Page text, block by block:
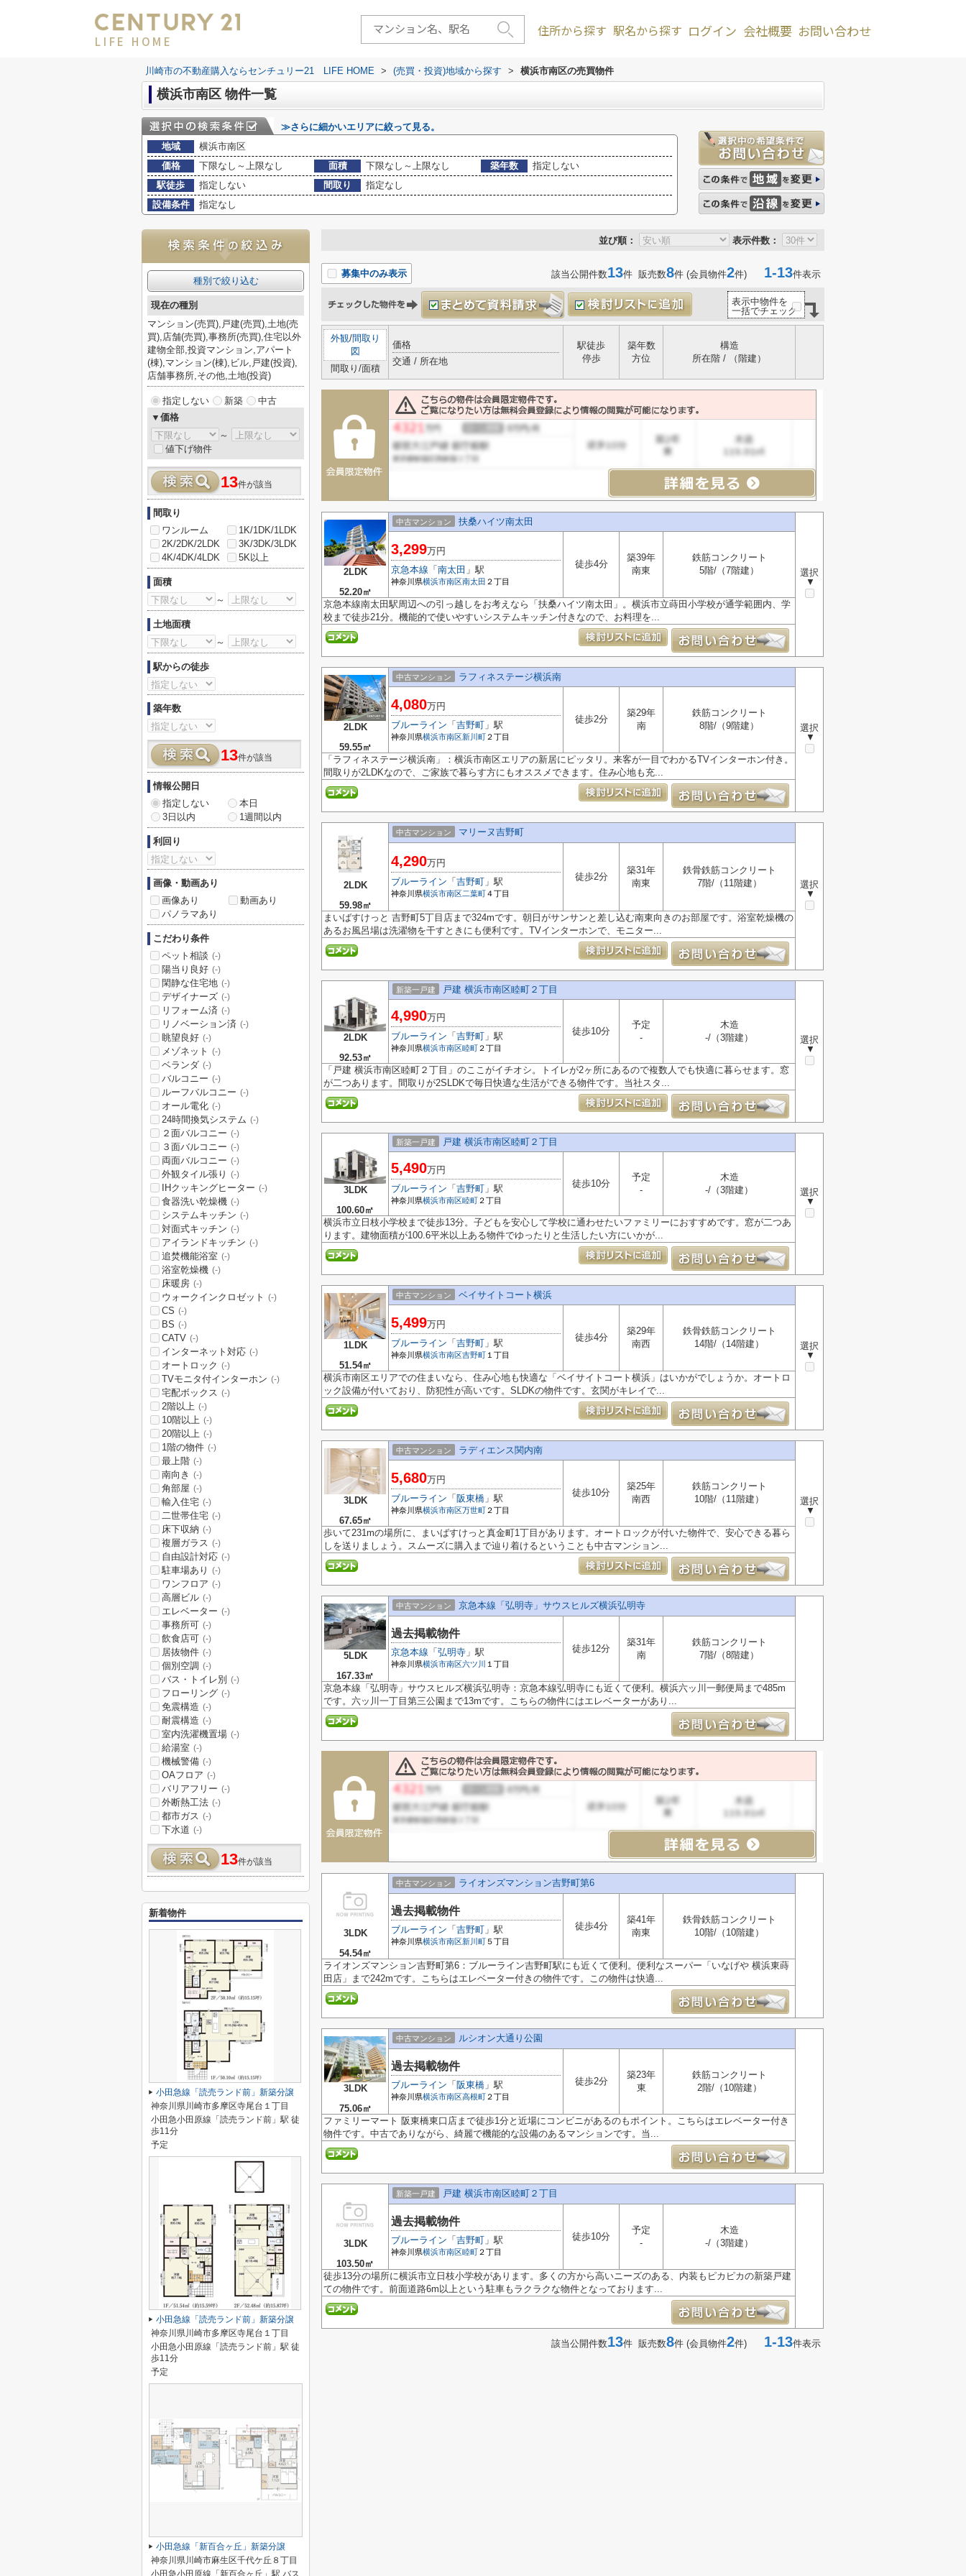
LIFE HOME
住所から探す 駅名から探す ログイン 会社概要 お問い合わせ
川崎市の不動産購入ならセンチュリー21 LIFE HOME > (売買・投資)地域から探す > 横浜市南区の売買物件
横浜市南区 物件一覧
≫さらに細かいエリアに絞って見る。
地域
横浜市南区
価格
下限なし～上限なし 面積 下限なし～上限なし 築年数
指定しない
駅徒歩
指定しない 間取り
指定なし
設備条件
指定なし
並び順： 表示件数：
募集中のみ表示 該当公開件数13件 販売数8件 (会員物件2件) 1-13件表示
表示中物件を
一括でチェック
外観/間取り
図
間取り/面積
価格
交通 / 所在地
駅徒歩
停歩
築年数
方位
構造
所在階 / （階建）
2LDK
52.20㎡
中古マンション 扶桑ハイツ南太田
選択
▼
3,299万円
京急本線 「 南太田 」駅
神奈川県横浜市南区南太田 ２丁目
徒歩4分
築39年
南東
鉄筋コンクリート
5階/（7階建）
京急本線南太田駅周辺への引っ越しをお考えなら「扶桑ハイツ南太田」。横浜市立蒔田小学校が通学範囲内、学
校まで徒歩21分。機能的で使いやすいシステムキッチン付きなので、お料理を...
2LDK
59.55㎡
中古マンション ラフィネステージ横浜南
選択
▼
4,080万円
ブルーライン 「 吉野町 」駅
神奈川県横浜市南区 新川町 ２丁目
徒歩2分
築29年
南
鉄筋コンクリート
8階/（9階建）
「ラフィネステージ横浜南」：横浜市南区エリアの新居にピッタリ。来客が一目でわかるTVインターホン付き。
間取りが2LDKなので、ご家族で暮らす方にもオススメできます。住み心地も充...
2LDK
59.98㎡
中古マンション マリーヌ吉野町
選択
▼
4,290万円
ブルーライン 「 吉野町 」駅
神奈川県横浜市南区 二葉町 ４丁目
徒歩2分
築31年
南東
鉄骨鉄筋コンクリート
7階/（11階建）
まいばすけっと 吉野町5丁目店まで324mです。朝日がサンサンと差し込む南東向きのお部屋です。浴室乾燥機の
あるお風呂場は洗濯物を干すときにも便利です。TVインターホンで、モニター...
2LDK
92.53㎡
新築一戸建 戸建 横浜市南区睦町２丁目
選択
▼
4,990万円
ブルーライン 「 吉野町 」駅
神奈川県横浜市南区睦町 ２丁目
徒歩10分
予定
-
木造
-/（3階建）
「戸建 横浜市南区睦町２丁目」のここがイチオシ。トイレが2ヶ所にあるので複数人でも快適に暮らせます。窓
が二つあります。間取りが2SLDKで毎日快適な生活ができる物件です。当社スタ...
3LDK
100.60㎡
新築一戸建 戸建 横浜市南区睦町２丁目
選択
▼
5,490万円
ブルーライン 「 吉野町 」駅
神奈川県横浜市南区睦町 ２丁目
徒歩10分
予定
-
木造
-/（3階建）
横浜市立日枝小学校まで徒歩13分。子どもを安心して学校に通わせたいファミリーにおすすめです。窓が二つあ
ります。建物面積が100.6平米以上ある物件でゆったりと生活したい方にいかが...
1LDK
51.54㎡
中古マンション ベイサイトコート横浜
選択
▼
5,499万円
ブルーライン 「 吉野町 」駅
神奈川県横浜市南区吉野町 １丁目
徒歩4分
築29年
南西
鉄骨鉄筋コンクリート
14階/（14階建）
横浜市南区エリアでの住まいなら、住み心地も快適な「ベイサイトコート横浜」はいかがでしょうか。オートロ
ック設備が付いており、防犯性が高いです。SLDKの物件です。玄関がキレイで...
3LDK
67.65㎡
中古マンション ラディエンス関内南
選択
▼
5,680万円
ブルーライン 「 阪東橋 」駅
神奈川県横浜市南区万世町 ２丁目
徒歩10分
築25年
南西
鉄筋コンクリート
10階/（11階建）
歩いて231mの場所に、まいばすけっと真金町1丁目があります。オートロックが付いた物件で、安心できる暮ら
しを送りましょう。スムーズに購入まで辿り着けるということも中古マンション...
5LDK
167.33㎡
中古マンション 京急本線「弘明寺」サウスヒルズ横浜弘明寺
過去掲載物件
京急本線 「 弘明寺 」駅
神奈川県横浜市南区六ツ川 １丁目
徒歩12分
築31年
南
鉄筋コンクリート
7階/（8階建）
京急本線「弘明寺」サウスヒルズ横浜弘明寺：京急本線弘明寺にも近くて便利。横浜六ッ川一郵便局まで485m
です。六ッ川一丁目第三公園まで13mです。こちらの物件にはエレベーターがあり...
3LDK
54.54㎡
中古マンション ライオンズマンション吉野町第6
過去掲載物件
ブルーライン 「 吉野町 」駅
神奈川県横浜市南区 新川町 ５丁目
徒歩4分
築41年
南東
鉄骨鉄筋コンクリート
10階/（10階建）
ライオンズマンション吉野町第6：ブルーライン吉野町駅にも近くて便利。便利なスーパー「いなげや 横浜東蒔
田店」まで242mです。こちらはエレベーター付きの物件です。この物件は快適...
3LDK
75.06㎡
中古マンション ルシオン大通り公園
過去掲載物件
ブルーライン 「 阪東橋 」駅
神奈川県横浜市南区高根町 ２丁目
徒歩2分
築23年
東
鉄筋コンクリート
2階/（10階建）
ファミリーマート 阪東橋東口店まで徒歩1分と近場にコンビニがあるのもポイント。こちらはエレベーター付き
物件です。中古でありながら、綺麗で機能的な設備のあるマンションです。当...
3LDK
103.50㎡
新築一戸建 戸建 横浜市南区睦町２丁目
過去掲載物件
ブルーライン 「 吉野町 」駅
神奈川県横浜市南区睦町 ２丁目
徒歩10分
予定
-
木造
-/（3階建）
徒歩13分の場所に横浜市立日枝小学校があります。多くの方から高いニーズのある、内装もピカピカの新築戸建
ての物件です。前面道路6m以上という駐車もラクラクな物件となっております...
該当公開件数13件 販売数8件 (会員物件2件) 1-13件表示
種別で絞り込む
現在の種別
マンション(売買),戸建(売買),土地(売
買),店舗(売買),事務所(売買),住宅以外
建物全部,投資マンション,アパート
(棟),マンション(棟),ビル,戸建(投資),
店舗事務所,その他,土地(投資)
指定しない 新築
中古
▼価格
～
値下げ物件
13件が該当
間取り
ワンルーム
1K/1DK/1LDK
2K/2DK/2LDK
3K/3DK/3LDK
4K/4DK/4LDK
5K以上
面積
～
土地面積
～
駅からの徒歩
築年数
13件が該当
情報公開日
指定しない
本日
3日以内
1週間以内
利回り
画像・動画あり
画像あり
動画あり
パノラマあり
こだわり条件
ペット相談 (-)
陽当り良好 (-)
閑静な住宅地 (-)
デザイナーズ (-)
リフォーム済 (-)
リノベーション済 (-)
眺望良好 (-)
メゾネット (-)
ベランダ (-)
バルコニー (-)
ルーフバルコニー (-)
オール電化 (-)
24時間換気システム (-)
２面バルコニー (-)
３面バルコニー (-)
両面バルコニー (-)
外観タイル張り (-)
IHクッキングヒーター (-)
食器洗い乾燥機 (-)
システムキッチン (-)
対面式キッチン (-)
アイランドキッチン (-)
追焚機能浴室 (-)
浴室乾燥機 (-)
床暖房 (-)
ウォークインクロゼット (-)
CS (-)
BS (-)
CATV (-)
インターネット対応 (-)
オートロック (-)
TVモニタ付インターホン (-)
宅配ボックス (-)
2階以上 (-)
10階以上 (-)
20階以上 (-)
1階の物件 (-)
最上階 (-)
南向き (-)
角部屋 (-)
輸入住宅 (-)
二世帯住宅 (-)
床下収納 (-)
複層ガラス (-)
自由設計対応 (-)
駐車場あり (-)
ワンフロア (-)
高層ビル (-)
エレベーター (-)
事務所可 (-)
飲食店可 (-)
居抜物件 (-)
個別空調 (-)
バス・トイレ別 (-)
フローリング (-)
免震構造 (-)
耐震構造 (-)
室内洗濯機置場 (-)
給湯室 (-)
機械警備 (-)
OAフロア (-)
バリアフリー (-)
外断熱工法 (-)
都市ガス (-)
下水道 (-)
13件が該当
新着物件
小田急線「読売ランド前」新築分譲
神奈川県川崎市多摩区寺尾台１丁目
小田急小田原線「読売ランド前」駅 徒
歩11分
予定
小田急線「読売ランド前」新築分譲
神奈川県川崎市多摩区寺尾台１丁目
小田急小田原線「読売ランド前」駅 徒
歩11分
予定
小田急線「新百合ヶ丘」新築分譲
神奈川県川崎市麻生区千代ケ丘８丁目
小田急小田原線「新百合ヶ丘」駅 バス